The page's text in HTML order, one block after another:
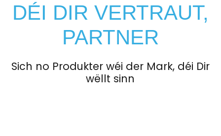
DÉI DIR VERTRAUT,
PARTNER
Sich no Produkter wéi der Mark, déi Dir
wëllt sinn